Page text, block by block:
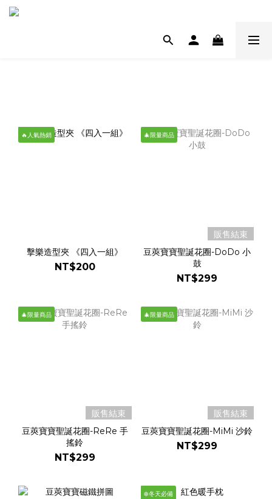
🔥人氣熱銷
擊樂造型夾 《四入一組》
NT$200
🎄限量商品
販售結束
豆莢寶寶聖誕花圈-DoDo 小
鼓
NT$299
🎄限量商品
販售結束
豆莢寶寶聖誕花圈-ReRe 手
搖鈴
NT$299
🎄限量商品
販售結束
豆莢寶寶聖誕花圈-MiMi 沙鈴
NT$299
❄️冬天必備